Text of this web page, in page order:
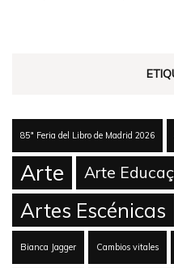
85ª Feria del Libro de Madrid 2026
Arte Arte
Artes Escénicas
Bianca Jagger Cambios vitales